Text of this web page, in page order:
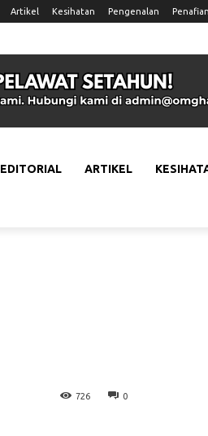
Artikel Kesihatan Pengenalan Penafian
EDITORIAL ARTIKEL
0
726